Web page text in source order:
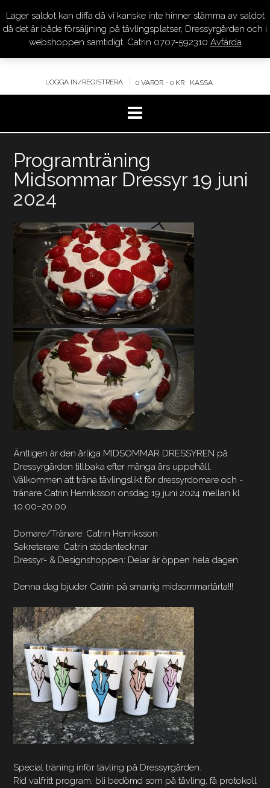
innehåll
DRESSYR.COM
KVALITET – KOMPETENS – SERVICE
LOGGA IN/REGISTRERA 0 VAROR - 0 KR KASSA
Programträning
Midsommar Dressyr 19 juni
2024
Äntligen är den årliga MIDSOMMAR DRESSYREN på
Dressyrgården tillbaka efter många års uppehåll.
Välkommen att träna tävlingslikt för dressyrdomare och -
tränare Catrin Henriksson onsdag 19 juni 2024 mellan kl
10.00–20.00
Domare/Tränare: Catrin Henriksson
Sekreterare: Catrin stödantecknar
Dressyr- & Designshoppen: Delar är öppen hela dagen
Denna dag bjuder Catrin på smarrig midsommartårta!!!
Special träning inför tävling på Dressyrgården.
Rid valfritt program, bli bedömd som på tävling, få protokoll
Lager saldot kan diffa då vi kanske inte hinner stämma av saldot
då det är både försäljning på tävlingsplatser, Dressyrgården och i
webshoppen samtidigt. Catrin 0707-592310 Avfärda